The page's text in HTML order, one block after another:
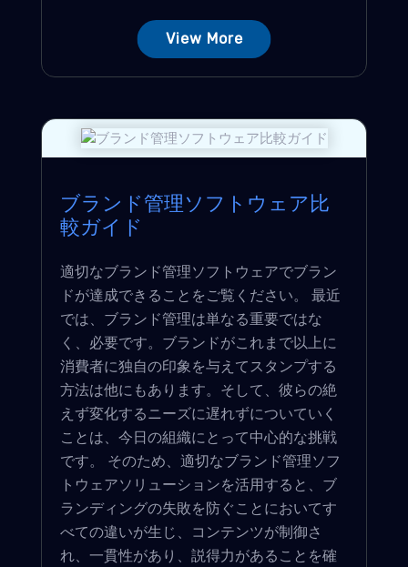
View More
ブランド管理ソフトウェア比
較ガイド
適切なブランド管理ソフトウェアでブラン
ドが達成できることをご覧ください。 最近
では、ブランド管理は単なる重要ではな
く、必要です。ブランドがこれまで以上に
消費者に独自の印象を与えてスタンプする
方法は他にもあります。そして、彼らの絶
えず変化するニーズに遅れずについていく
ことは、今日の組織にとって中心的な挑戦
です。 そのため、適切なブランド管理ソフ
トウェアソリューションを活用すると、ブ
ランディングの失敗を防ぐことにおいてす
べての違いが生じ、コンテンツが制御さ
れ、一貫性があり、説得力があることを確